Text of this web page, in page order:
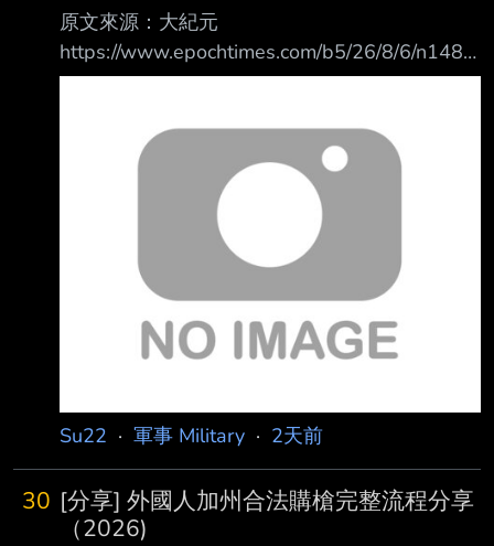
（Strait of Hormuz）的協議，川普則 證實他有
參與相關談判，可能很快會有結果。 綜合媒體
原文來源：大紀元
https://www.epochtimes.com/b5/26/8/6/n1482
4659.htm 原文摘要： 中共海警船撞自家軍艦 官
軍艦因為在南海追逐菲律賓巡邏艇而自家相撞，
畫面廣為流 傳。但中共官方當時並未通報證實
此事，而是刪除了網上相關討論。一年後官方消
息才透 露，這起事故造成兩名中方海警局士兵
喪生。 中共官媒「央廣軍事」微信公眾號8月5
日發布消息，稱衣昕玉、苗鑒、程龍、譙禾林等
4 名「烈士」被追授為所謂「武警忠誠衛士」。
Su22 · 軍事 Military · 2天前
30 [分享] 外國人加州合法購槍完整流程分享
（2026)